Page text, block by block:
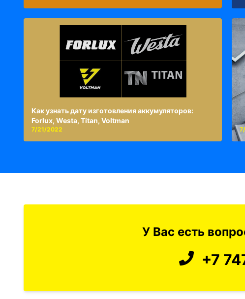
Как узнать дату изготовления аккумуляторов:
Forlux, Westa, Titan, Voltman
7/21/2022
У Вас есть
+7